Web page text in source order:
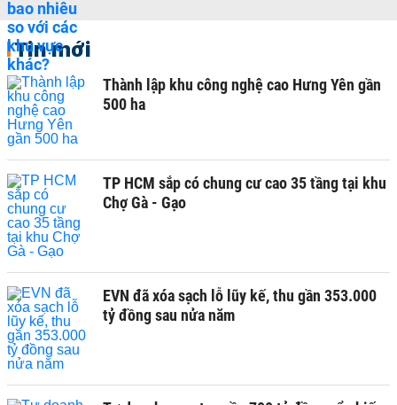
Tin mới
Thành lập khu công nghệ cao Hưng Yên gần
500 ha
TP HCM sắp có chung cư cao 35 tầng tại khu
Chợ Gà - Gạo
EVN đã xóa sạch lỗ lũy kế, thu gần 353.000
tỷ đồng sau nửa năm